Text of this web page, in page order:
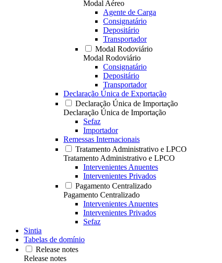
Modal Aéreo
Agente de Carga
Consignatário
Depositário
Transportador
Modal Rodoviário
Modal Rodoviário
Consignatário
Depositário
Transportador
Declaração Única de Exportação
Declaração Única de Importação
Declaração Única de Importação
Sefaz
Importador
Remessas Internacionais
Tratamento Administrativo e LPCO
Tratamento Administrativo e LPCO
Intervenientes Anuentes
Intervenientes Privados
Pagamento Centralizado
Pagamento Centralizado
Intervenientes Anuentes
Intervenientes Privados
Sefaz
Sintia
Tabelas de domínio
Release notes
Release notes